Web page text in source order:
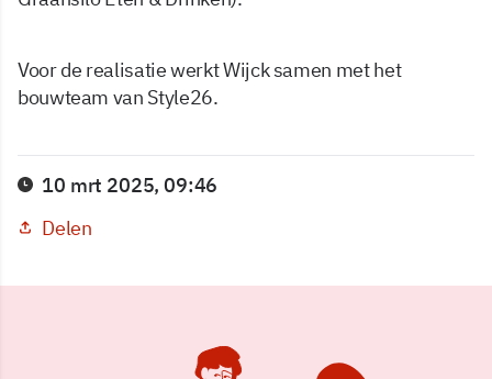
Voor de realisatie werkt Wijck samen met het
bouwteam van Style26.
10 mrt 2025, 09:46
Delen